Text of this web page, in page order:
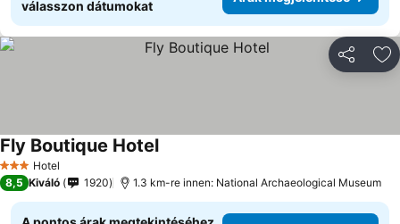
válasszon dátumokat
3 Kategória
Hotel
Fly Boutique HotelÁrak megjelenítése
8,5 Kiváló 1920 1.3 km-re innen: National Archaeological Museum